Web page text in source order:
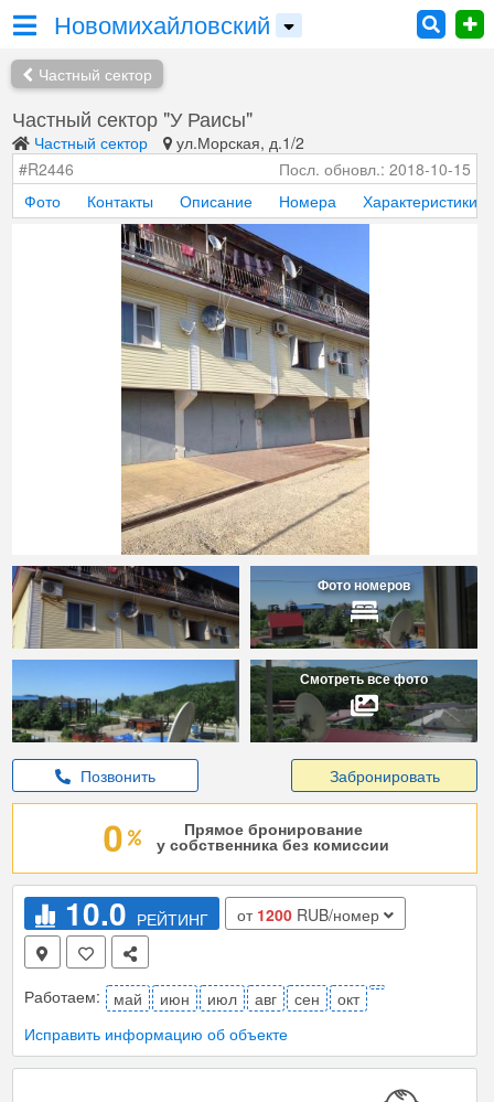
Новомихайловский
Частный сектор
Частный сектор "У Раисы"
Частный сектор
ул.Морская, д.1/2
#R2446
Посл. обновл.: 2018-10-15
Фото
Контакты Описание Номера Характеристики
Фото номеров
Смотреть все фото
Позвонить Забронировать
Прямое бронирование
у собственника без комиссии
10.0 РЕЙТИНГ от 1200 RUB/номер
Работаем: май июн июл авг сен
окт
Исправить информацию об объекте